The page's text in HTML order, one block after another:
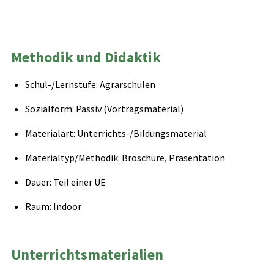
Methodik und Didaktik
Schul-/Lernstufe: Agrarschulen
Sozialform: Passiv (Vortragsmaterial)
Materialart: Unterrichts-/Bildungsmaterial
Materialtyp/Methodik: Broschüre, Präsentation
Dauer: Teil einer UE
Raum: Indoor
Unterrichtsmaterialien